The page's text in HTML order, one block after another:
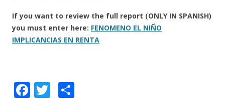
If you want to review the full report (ONLY IN SPANISH)
you must enter here: FENOMENO EL NIÑO
IMPLICANCIAS EN RENTA
F T